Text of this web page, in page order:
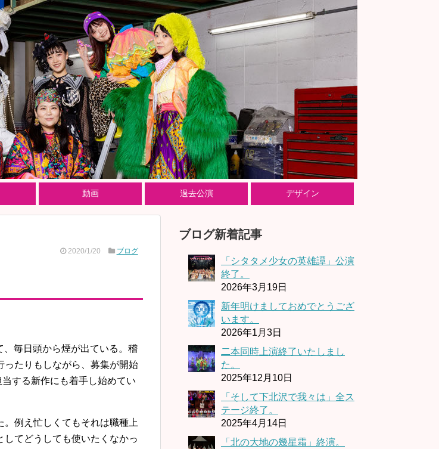
動画 過去公演 デザイン
2020/1/20 ブログ
毎日頭から煙が出ている。稽
ったりもしながら、募集が開始
する新作にも着手し始めてい
例え忙しくてもそれは職種上
てどうしても使いたくなかっ
ブログ新着記事
「シタタメ少女の英雄譚」公演
終了。
2026年3月19日
新年明けましておめでとうござ
います。
2026年1月3日
二本同時上演終了いたしまし
た。
2025年12月10日
「そして下北沢で我々は」全ス
テージ終了。
2025年4月14日
「北の大地の幾星霜」終演。